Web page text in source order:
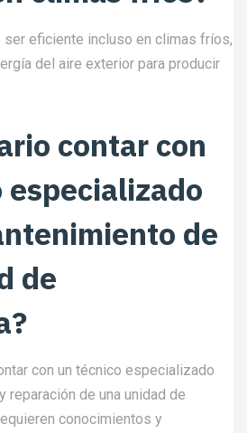
ser eficiente incluso en climas fríos,
del aire exterior para producir
contar con
especializado
de
de
con un técnico especializado
reparación de una unidad de
conocimientos y